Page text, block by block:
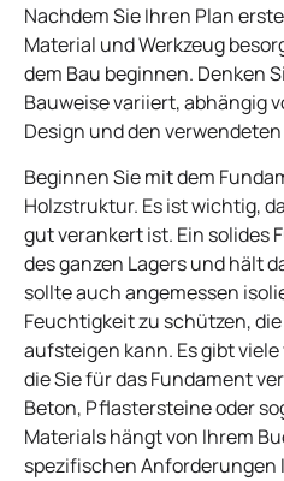
Nachdem Sie Ihren Plan
Material und Werkzeug
dem Bau beginnen. Denken
Bauweise variiert, abhängig
Design und den
Beginnen Sie mit dem
Holzstruktur. Es ist wichtig,
gut verankert ist. Ein solides
des ganzen Lagers und hält
sollte auch angemessen
Feuchtigkeit zu schützen,
aufsteigen kann. Es gibt
die Sie für das Fundament
Beton, Pflastersteine oder
Materials hängt von Ihrem
spezifischen Anforderungen